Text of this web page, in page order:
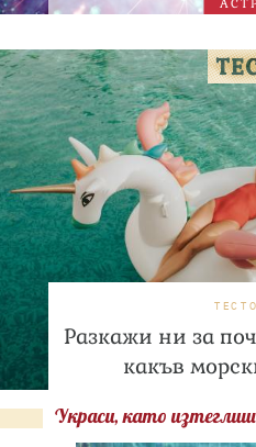
Разкажи ни за
какъв
Украси, като